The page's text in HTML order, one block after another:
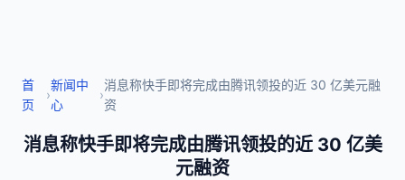
首
页
›
新闻中
心
›
消息称快手即将完成由腾讯领投的近 30 亿美元融
资
消息称快手即将完成由腾讯领投的近 30 亿美
元融资